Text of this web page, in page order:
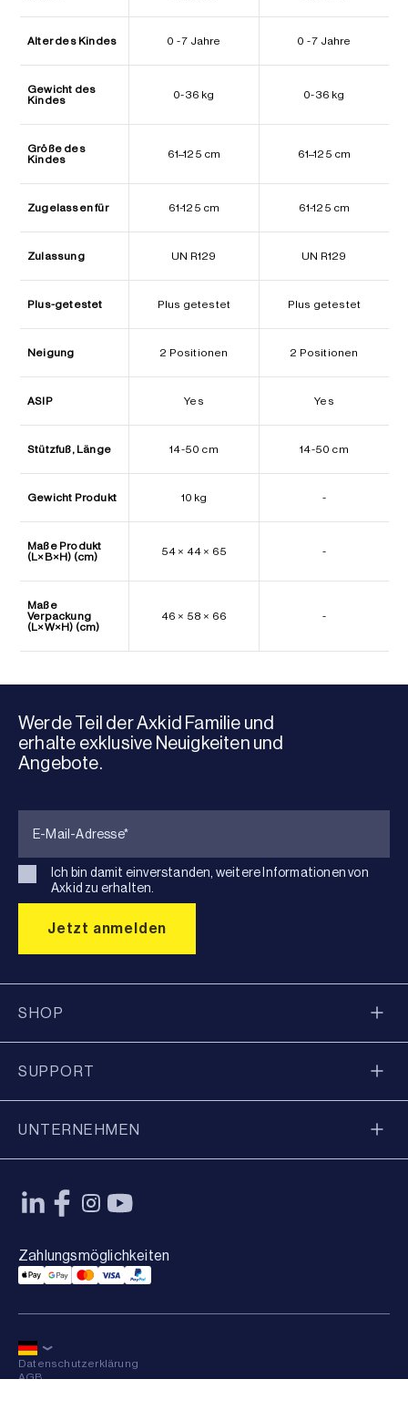
Alter des Kindes 0 - 7 Jahre 0 - 7 Jahre
Gewicht des
Kindes
0-36 kg 0-36 kg
Größe des
Kindes
61–125 cm 61–125 cm
Zugelassen für 61-125 cm 61-125 cm
Zulassung UN R129 UN R129
Plus-getestet Plus getestet Plus getestet
Neigung 2 Positionen 2 Positionen
ASIP Yes Yes
Stützfuß, Länge 14-50 cm 14-50 cm
Gewicht Produkt 10 kg -
Maße Produkt
(L×B×H) (cm)
54 × 44 × 65 -
Maße
Verpackung
(L×W×H) (cm)
46 × 58 × 66 -
Werde Teil der Axkid Familie und
erhalte exklusive Neuigkeiten und
Angebote.
Ich bin damit einverstanden, weitere Informationen von
Axkid zu erhalten.
SHOP
SUPPORT
UNTERNEHMEN
Zahlungsmöglichkeiten
Applepay Payment
Googlepay Payment
Mastercard Payment
Visa Payment
Paypal Payment
Datenschutzerklärung
AGB